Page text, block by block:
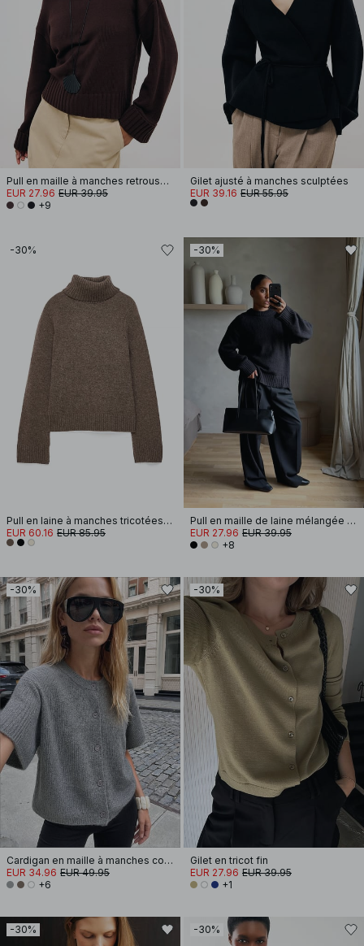
Pull en maille à manches retroussées
EUR 27.96 EUR 39.95
+9
Gilet ajusté à manches sculptées
EUR 39.16 EUR 55.95
-30%
Pull en laine à manches tricotées avec fente
EUR 60.16 EUR 85.95
-30%
Pull en maille de laine mélangée à encolure ronde
EUR 27.96 EUR 39.95
+8
-30%
Cardigan en maille à manches courtes
EUR 34.96 EUR 49.95
+6
-30%
Gilet en tricot fin
EUR 27.96 EUR 39.95
+1
-30% -30%